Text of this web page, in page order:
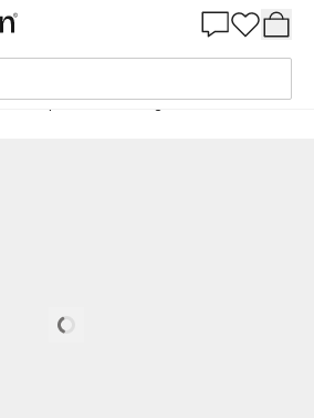
op NCS Bestelling door NCS
Loading…